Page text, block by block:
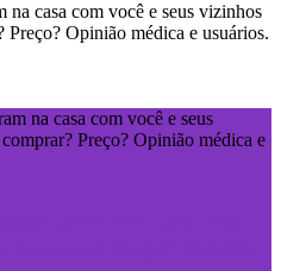
na casa com você e seus vizinhos
Opinião médica e usuários.